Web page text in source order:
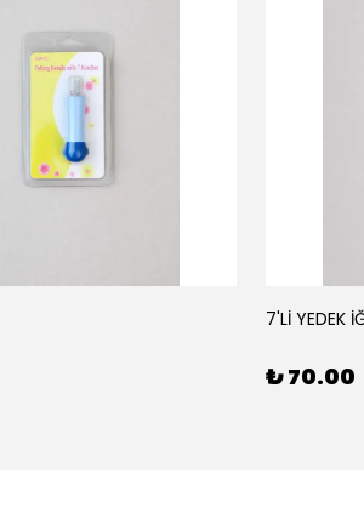
7'Lİ YEDEK
₺ 70.00